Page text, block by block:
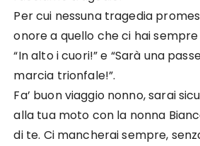
Per cui nessuna tragedia
onore a quello che ci hai
“In alto i cuori!” e “Sarà una
marcia trionfale!”.
Fa’ buon viaggio nonno, sarai
alla tua moto con la nonna
di te. Ci mancherai sempre,